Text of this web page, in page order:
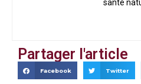
santé
Partager l'article
Facebook Twitter